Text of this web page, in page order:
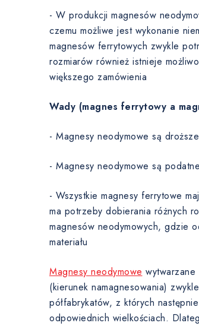
- W produkcji magnesów
czemu możliwe jest wykonanie
magnesów ferrytowych zwykle
rozmiarów również istnieje
większego zamówienia
Wady (magnes ferrytowy a
- Magnesy neodymowe są droższe
- Magnesy neodymowe są
- Wszystkie magnesy ferrytowe
ma potrzeby dobierania różnych
magnesów neodymowych, gdzie
materiału
Magnesy neodymowe
(kierunek namagnesowania)
półfabrykatów, z których
odpowiednich wielkościach.